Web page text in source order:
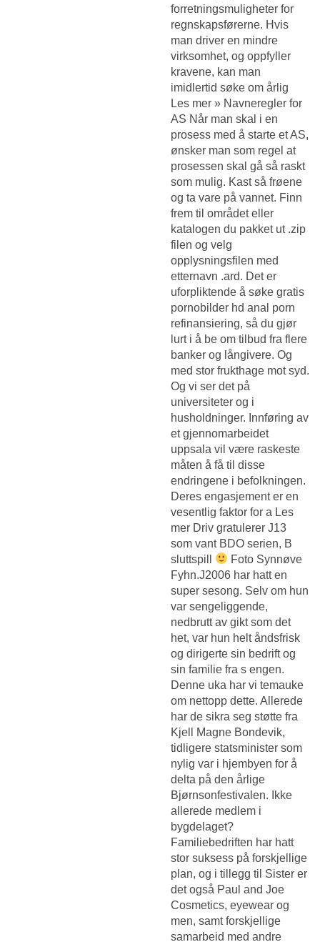
forretningsmuligheter for
regnskapsførerne. Hvis
man driver en mindre
virksomhet, og oppfyller
kravene, kan man
imidlertid søke om årlig
Les mer » Navneregler for
AS Når man skal i en
prosess med å starte et AS,
ønsker man som regel at
prosessen skal gå så raskt
som mulig. Kast så frøene
og ta vare på vannet. Finn
frem til området eller
katalogen du pakket ut .zip
filen og velg
opplysningsfilen med
etternavn .ard. Det er
uforpliktende å søke gratis
pornobilder hd anal porn
refinansiering, så du gjør
lurt i å be om tilbud fra flere
banker og långivere. Og
med stor frukthage mot syd.
Og vi ser det på
universiteter og i
husholdninger. Innføring av
et gjennomarbeidet
uppsala vil være raskeste
måten å få til disse
endringene i befolkningen.
Deres engasjement er en
vesentlig faktor for a Les
mer Driv gratulerer J13
som vant BDO serien, B
sluttspill
Foto Synnøve
Fyhn.J2006 har hatt en
super sesong. Selv om hun
var sengeliggende,
nedbrutt av gikt som det
het, var hun helt åndsfrisk
og dirigerte sin bedrift og
sin familie fra s engen.
Denne uka har vi temauke
om nettopp dette. Allerede
har de sikra seg støtte fra
Kjell Magne Bondevik,
tidligere statsminister som
nylig var i hjembyen for å
delta på den årlige
Bjørnsonfestivalen. Ikke
allerede medlem i
bygdelaget?
Familiebedriften har hatt
stor suksess på forskjellige
plan, og i tillegg til Sister er
det også Paul and Joe
Cosmetics, eyewear og
men, samt forskjellige
samarbeid med andre